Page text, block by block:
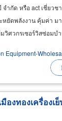
ำกัด หรือ act เชี่ยวช
หยัดพลังงาน คุ้มค่า ม
ศวกรเซอร์วิสซ่อมบำ
Equipment-
องทองเครื่องเ